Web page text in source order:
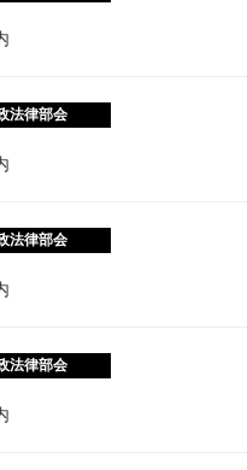
法律部会
法律部会
法律部会